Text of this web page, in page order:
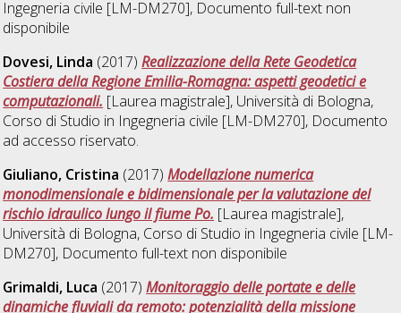
Ingegneria civile [LM-DM270], Documento full-text non
disponibile
Dovesi, Linda (2017)Realizzazione della Rete Geodetica
Costiera della Regione Emilia-Romagna: aspetti geodetici e
computazionali. [Laurea magistrale], Università di Bologna,
Corso di Studio in Ingegneria civile [LM-DM270], Documento
ad accesso riservato.
Giuliano, Cristina (2017)Modellazione numerica
monodimensionale e bidimensionale per la valutazione del
rischio idraulico lungo il fiume Po. [Laurea magistrale],
Università di Bologna, Corso di Studio in Ingegneria civile [LM-
DM270], Documento full-text non disponibile
Grimaldi, Luca (2017)Monitoraggio delle portate e delle
dinamiche fluviali da remoto: potenzialità della missione